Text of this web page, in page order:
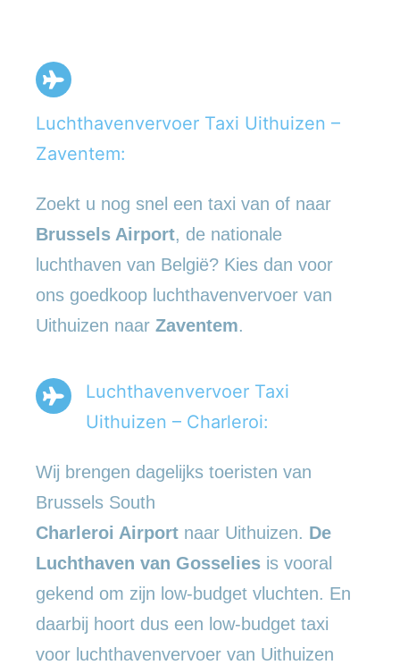
Luchthavenvervoer Taxi Uithuizen –
Zaventem:
Zoekt u nog snel een taxi van of naar
Brussels Airport, de nationale
luchthaven van België? Kies dan voor
ons goedkoop luchthavenvervoer van
Uithuizen naar Zaventem.
Luchthavenvervoer Taxi
Uithuizen – Charleroi:
Wij brengen dagelijks toeristen van
Brussels South
Charleroi Airport naar Uithuizen. De
Luchthaven van Gosselies is vooral
gekend om zijn low-budget vluchten. En
daarbij hoort dus een low-budget taxi
voor luchthavenvervoer van Uithuizen